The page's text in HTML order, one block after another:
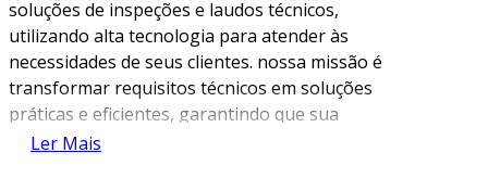
soluções de inspeções e laudos técnicos,
utilizando alta tecnologia para atender às
necessidades de seus clientes. nossa missão é
transformar requisitos técnicos em soluções
práticas e eficientes, garantindo que sua
empresa opere dentro das normas e padrões
Ler Mais